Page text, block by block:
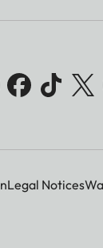
Legal Notices